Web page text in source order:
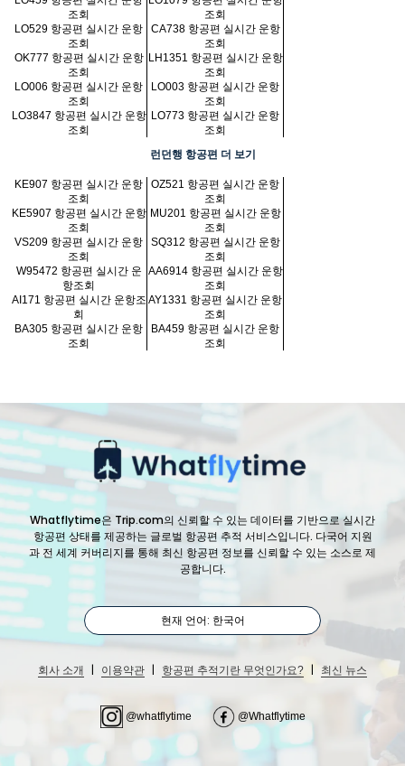
조회
조회
LO529 항공편 실시간 운항
조회
CA738 항공편 실시간 운항
조회
OK777 항공편 실시간 운항
조회
LH1351 항공편 실시간 운항
조회
LO006 항공편 실시간 운항
조회
LO003 항공편 실시간 운항
조회
LO3847 항공편 실시간 운항
조회
LO773 항공편 실시간 운항
조회
런던행 항공편 더 보기
KE907 항공편 실시간 운항
조회
OZ521 항공편 실시간 운항
조회
KE5907 항공편 실시간 운항
조회
MU201 항공편 실시간 운항
조회
VS209 항공편 실시간 운항
조회
SQ312 항공편 실시간 운항
조회
W95472 항공편 실시간 운
항조회
AA6914 항공편 실시간 운항
조회
AI171 항공편 실시간 운항조
회
AY1331 항공편 실시간 운항
조회
BA305 항공편 실시간 운항
조회
BA459 항공편 실시간 운항
조회
Whatflytime은 Trip.com의 신뢰할 수 있는 데이터를 기반으로 실시간
항공편 상태를 제공하는 글로벌 항공편 추적 서비스입니다. 다국어 지원
과 전 세계 커버리지를 통해 최신 항공편 정보를 신뢰할 수 있는 소스로 제
공합니다.
현재 언어: 한국어
회사 소개 | 이용약관 | 항공편 추적기란 무엇인가요? | 최신 뉴스
@whatflytime @Whatflytime